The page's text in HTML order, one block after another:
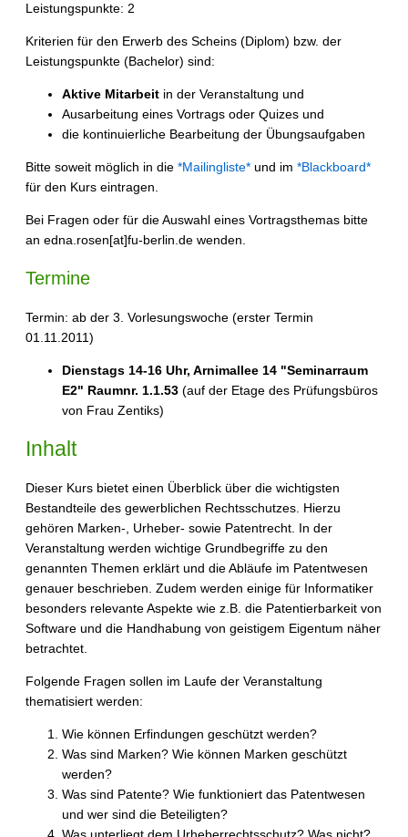
Leistungspunkte: 2
Kriterien für den Erwerb des Scheins (Diplom) bzw. der
Leistungspunkte (Bachelor) sind:
Aktive Mitarbeit in der Veranstaltung und
Ausarbeitung eines Vortrags oder Quizes und
die kontinuierliche Bearbeitung der Übungsaufgaben
Bitte soweit möglich in die *Mailingliste* und im *Blackboard*
für den Kurs eintragen.
Bei Fragen oder für die Auswahl eines Vortragsthemas bitte
an edna.rosen[at]fu-berlin.de wenden.
Termine
Termin: ab der 3. Vorlesungswoche (erster Termin
01.11.2011)
Dienstags 14-16 Uhr, Arnimallee 14 "Seminarraum
E2" Raumnr. 1.1.53 (auf der Etage des Prüfungsbüros
von Frau Zentiks)
Inhalt
Dieser Kurs bietet einen Überblick über die wichtigsten
Bestandteile des gewerblichen Rechtsschutzes. Hierzu
gehören Marken-, Urheber- sowie Patentrecht. In der
Veranstaltung werden wichtige Grundbegriffe zu den
genannten Themen erklärt und die Abläufe im Patentwesen
genauer beschrieben. Zudem werden einige für Informatiker
besonders relevante Aspekte wie z.B. die Patentierbarkeit von
Software und die Handhabung von geistigem Eigentum näher
betrachtet.
Folgende Fragen sollen im Laufe der Veranstaltung
thematisiert werden:
Wie können Erfindungen geschützt werden?
Was sind Marken? Wie können Marken geschützt
werden?
Was sind Patente? Wie funktioniert das Patentwesen
und wer sind die Beteiligten?